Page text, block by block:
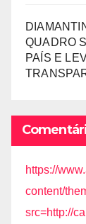
QUADRO
PAÍS E
https://
content/
src=http://